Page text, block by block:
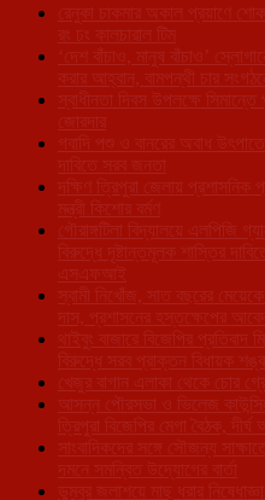
রেনুকা চাকমার অকাল প্রয়াণে
রং ঢং কালচারাল টিম
‘দেশ বাঁচাও, মানুষ বাঁচাও’
করার আহ্বান, বামপন্থী চার
স্বাধীনতা দিবস উপলক্ষে
জোরদার
গবাদি পশু ও বানরের অবাধ
দাবিতে সরব জনতা
দক্ষিণ ত্রিপুরা জেলায়
মন্ত্রী কিশোর বর্মণ
গৌরাঙ্গটিলা বিদ্যালয়ে এলপিজি
বিরুদ্ধে দৃষ্টান্তমূলক শাস্তির
এসএফআই
স্বামী নিখোঁজ, সাত বছরের
দাস, প্রশাসনের হস্তক্ষেপের
থাইবুং বাজারে বিজেপির
বিরুদ্ধে সরব প্রাক্তন বিধায়ক
খেজুর বাগান এলাকা থেকে চোর
আসন্ন পৌরসভা ও ভিলেজ কাউন্সিল
ত্রিপুরা বিজেপির মেগা বৈঠক,
সাংবাদিকদের সঙ্গে সৌজন্য
দমনে সমন্বিত উদ্যোগের বার্তা
ডুম্বুর জলাশয়ে মাছ ধরার